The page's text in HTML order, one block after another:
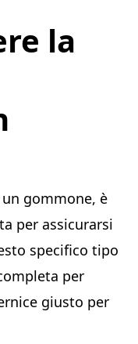
la
gommone, è
per assicurarsi
specifico tipo
per
giusto per